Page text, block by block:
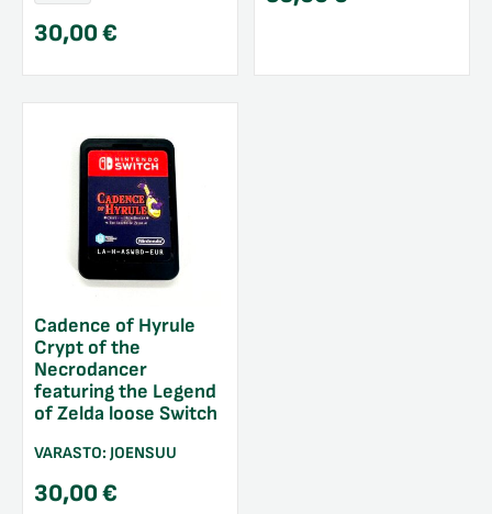
30,00€
Cadence of Hyrule
Crypt of the
Necrodancer
featuring the Legend
of Zelda loose Switch
VARASTO: JOENSUU
30,00€